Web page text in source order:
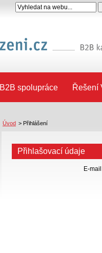
B2B spolupráce Řešení
Úvod > Přihlášení
Přihlašovací údaje
E-